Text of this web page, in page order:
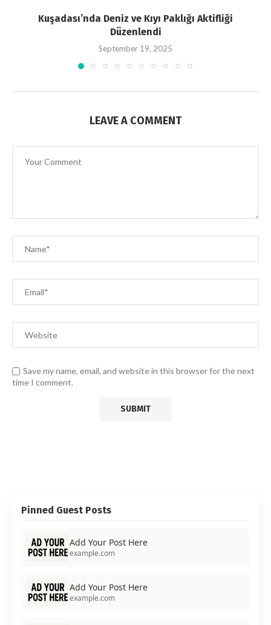
Kuşadası’nda Deniz ve Kıyı Paklığı Aktifliği
Düzenlendi
September 19, 2025
LEAVE A COMMENT
Save my name, email, and website in this browser for the next
time I comment.
Pinned Guest Posts
Add Your Post Here
example.com
Add Your Post Here
example.com